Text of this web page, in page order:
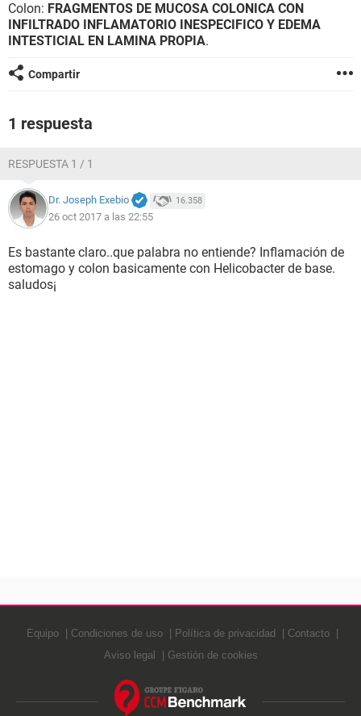
Colon: FRAGMENTOS DE MUCOSA COLONICA CON
INFILTRADO INFLAMATORIO INESPECIFICO Y EDEMA
INTESTICIAL EN LAMINA PROPIA.
Compartir
1 respuesta
RESPUESTA 1 / 1
Dr. Joseph Exebio 16.358
26 oct 2017 a las 22:55
Es bastante claro..que palabra no entiende? Inflamación de
estomago y colon basicamente con Helicobacter de base.
saludos¡
Equipo Condiciones de uso Política de privacidad
Contacto
Aviso legal
Gestión de cookies